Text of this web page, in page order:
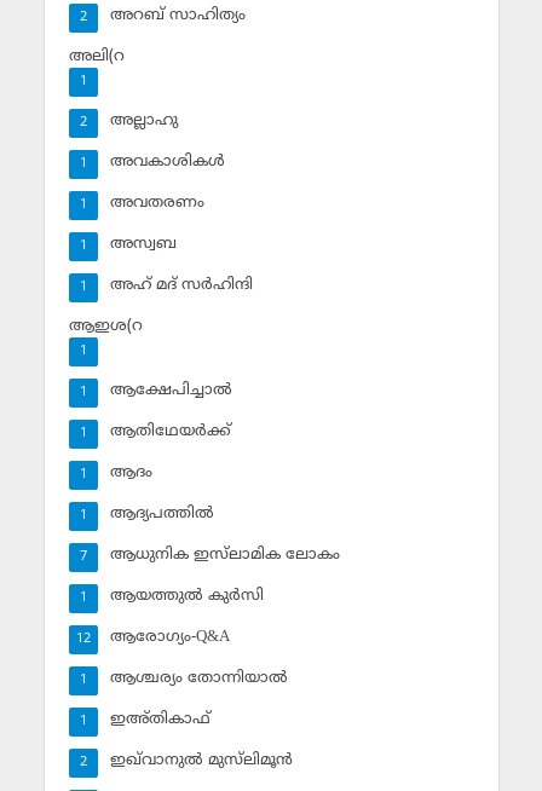
അറബ് സാഹിത്യം
2
അലി(റ
1
അല്ലാഹു
2
അവകാശികള്‍
1
അവതരണം
1
അസ്വബ
1
അഹ് മദ് സര്‍ഹിന്ദി
1
ആഇശ(റ
1
ആക്ഷേപിച്ചാല്‍
1
ആതിഥേയര്‍ക്ക്
1
ആദം
1
ആദ്യപത്തില്‍
1
ആധുനിക ഇസ്‌ലാമിക ലോകം
7
ആയത്തുല്‍ കുര്‍സി
1
ആരോഗ്യം-Q&A
12
ആശ്ചര്യം തോന്നിയാല്‍
1
ഇഅ്തികാഫ്‌
1
ഇഖ്‌വാനുല്‍ മുസ്‌ലിമൂന്‍
2